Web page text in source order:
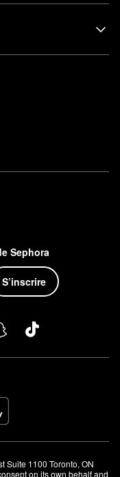
Sephora
S’inscrire
Suite 1100 Toronto, ON
on its own behalf and